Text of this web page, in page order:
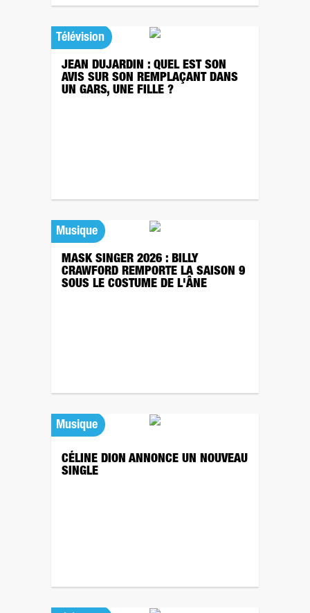
Télévision
JEAN DUJARDIN : QUEL EST SON
AVIS SUR SON REMPLAÇANT DANS
UN GARS, UNE FILLE ?
Musique
MASK SINGER 2026 : BILLY
CRAWFORD REMPORTE LA SAISON 9
SOUS LE COSTUME DE L'ÂNE
Musique
CÉLINE DION ANNONCE UN NOUVEAU
SINGLE